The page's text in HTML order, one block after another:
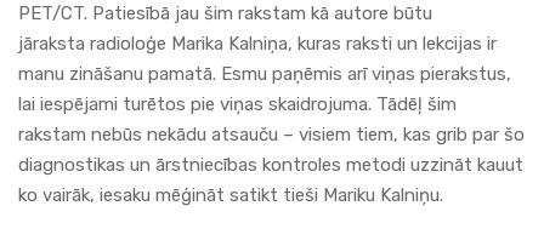
PET/CT. Patiesībā jau šim rakstam kā autore būtu
jāraksta radioloģe Marika Kalniņa, kuras raksti un lekcijas ir
manu zināšanu pamatā. Esmu paņēmis arī viņas pierakstus,
lai iespējami turētos pie viņas skaidrojuma. Tādēļ šim
rakstam nebūs nekādu atsauču – visiem tiem, kas grib par šo
diagnostikas un ārstniecības kontroles metodi uzzināt kauut
ko vairāk, iesaku mēģināt satikt tieši Mariku Kalniņu.